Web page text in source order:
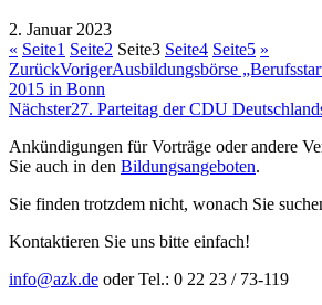
2. Januar 2023
« Seite1 Seite2 Seite3 Seite4 Seite5 »
ZurückVorigerAusbildungsbörse
2015 in Bonn
Nächster27. Parteitag der CDU
Ankündigungen für Vorträge oder andere
Sie auch in den Bildungsangeboten.
Sie finden trotzdem nicht, wonach Sie
Kontaktieren Sie uns bitte einfach!
info@azk.de oder Tel.: 0 22 23 / 73-119